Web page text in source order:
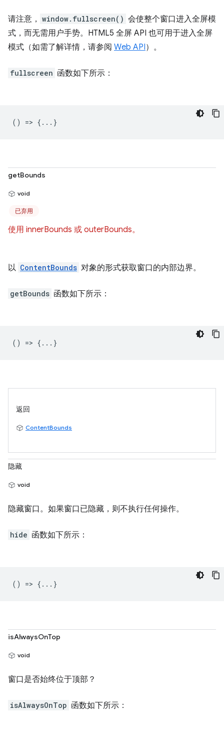
请注意， window.fullscreen() 会使整个窗口进入全屏模
式，而无需用户手势。HTML5 全屏 API 也可用于进入全屏
模式（如需了解详情，请参阅 Web API）。
fullscreen 函数如下所示：
() => {...}
getBounds
void
已弃用
使用 innerBounds 或 outerBounds。
以 ContentBounds 对象的形式获取窗口的内部边界。
getBounds 函数如下所示：
() => {...}
返回
ContentBounds
隐藏
void
隐藏窗口。如果窗口已隐藏，则不执行任何操作。
hide 函数如下所示：
() => {...}
isAlwaysOnTop
void
窗口是否始终位于顶部？
isAlwaysOnTop 函数如下所示：